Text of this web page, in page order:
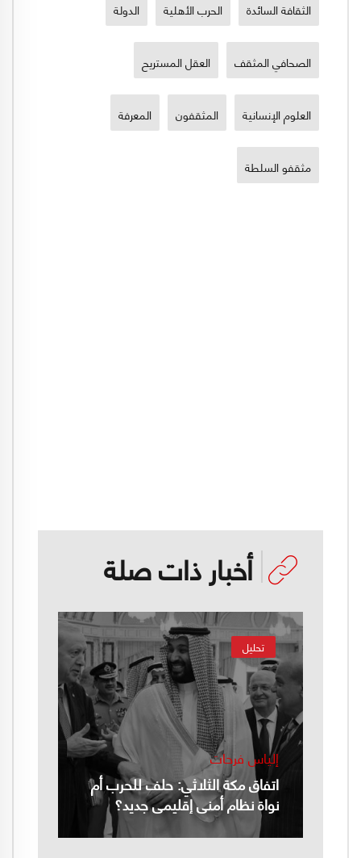
الثقافة السائدة الحرب الأهلية الدولة
الصحافي المثقف العقل المستريح
العلوم الإنسانية المثقفون المعرفة
مثقفو السلطة
أخبار ذات صلة
تحليل
إلياس فرحات
اتفاق مكة الثلاثي: حلف للحرب أم
نواة نظام أمني إقليمي جديد؟